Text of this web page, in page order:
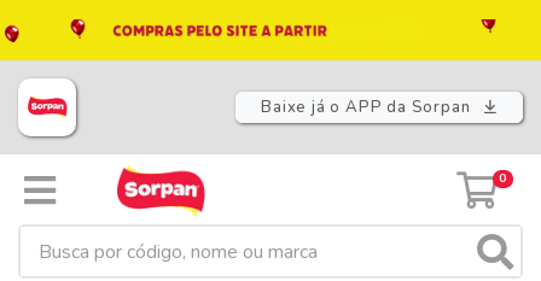
Baixe já o APP da Sorpan
0